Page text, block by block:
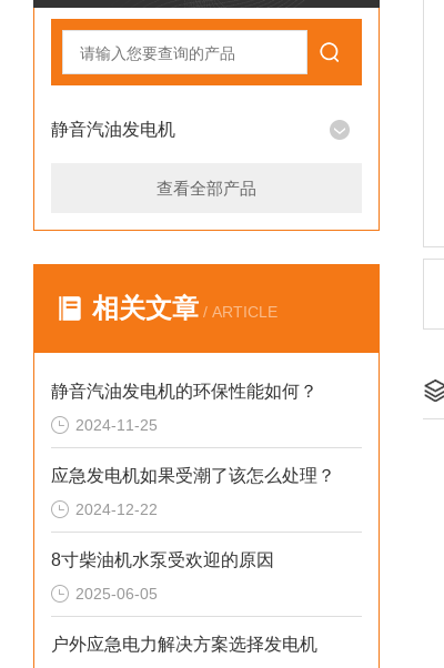
静音汽油发电机
查看全部产品
相关文章 / ARTICLE
静音汽油发电机的环保性能如何？
2024-11-25
应急发电机如果受潮了该怎么处理？
2024-12-22
8寸柴油机水泵受欢迎的原因
2025-06-05
户外应急电力解决方案选择发电机